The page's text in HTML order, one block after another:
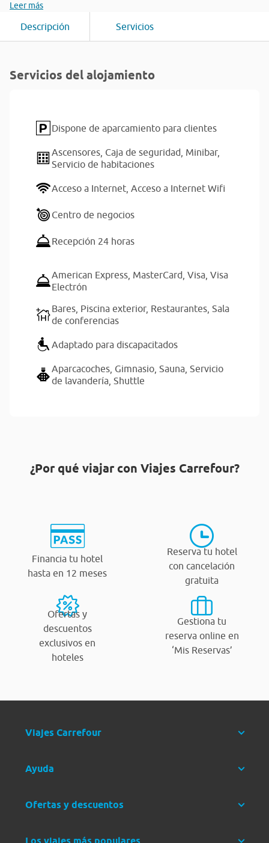
Leer más
Descripción Servicios
Servicios del alojamiento
Dispone de aparcamiento para clientes
Ascensores, Caja de seguridad, Minibar,
Servicio de habitaciones
Acceso a Internet, Acceso a Internet Wifi
Centro de negocios
Recepción 24 horas
American Express, MasterCard, Visa, Visa
Electrón
Bares, Piscina exterior, Restaurantes, Sala
de conferencias
Adaptado para discapacitados
Aparcacoches, Gimnasio, Sauna, Servicio
de lavandería, Shuttle
¿Por qué viajar con Viajes Carrefour?
Financia tu hotel
hasta en 12 meses
Reserva tu hotel
con cancelación
gratuita
Ofertas y
descuentos
exclusivos en
hoteles
Gestiona tu
reserva online en
‘Mis Reservas’
Viajes Carrefour
Ayuda
Ofertas y descuentos